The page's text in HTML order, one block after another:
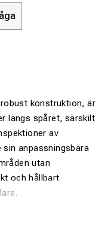
konstruktion, är
längs spåret, särskilt
av
sin anpassningsbara
utan
och hållbart